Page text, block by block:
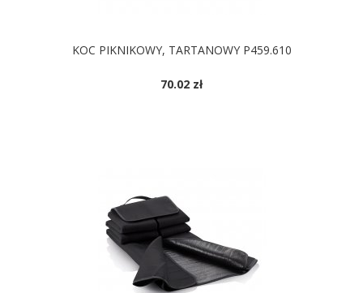
KOC PIKNIKOWY, TARTANOWY P459.610
70.02 zł